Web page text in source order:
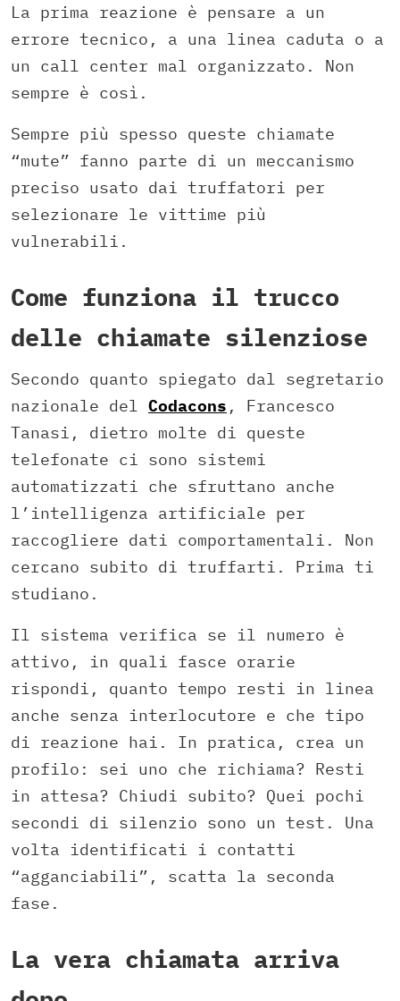
La prima reazione è pensare a un
errore tecnico, a una linea caduta o a
un call center mal organizzato. Non
sempre è così.
Sempre più spesso queste chiamate
“mute” fanno parte di un meccanismo
preciso usato dai truffatori per
selezionare le vittime più
vulnerabili.
Come funziona il trucco
delle chiamate silenziose
Secondo quanto spiegato dal segretario
nazionale del Codacons , Francesco
Tanasi, dietro molte di queste
telefonate ci sono sistemi
automatizzati che sfruttano anche
l’intelligenza artificiale per
raccogliere dati comportamentali. Non
cercano subito di truffarti. Prima ti
studiano.
Il sistema verifica se il numero è
attivo, in quali fasce orarie
rispondi, quanto tempo resti in linea
anche senza interlocutore e che tipo
di reazione hai. In pratica, crea un
profilo: sei uno che richiama? Resti
in attesa? Chiudi subito? Quei pochi
secondi di silenzio sono un test. Una
volta identificati i contatti
“agganciabili”, scatta la seconda
fase.
La vera chiamata arriva